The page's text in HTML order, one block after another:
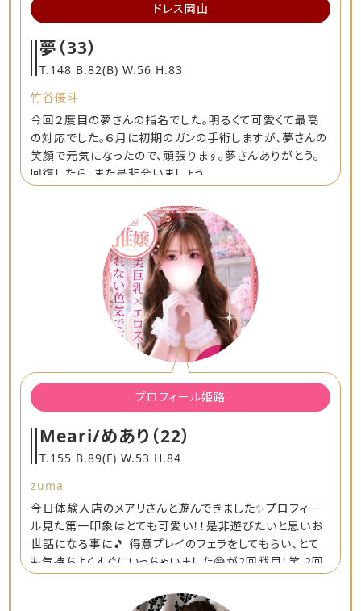
ドレス岡山
夢 （33）
T.148 B.82(B) W.56 H.83
竹谷優斗
今回２度目の夢さんの指名でした。明るくて可愛くて最高
の対応でした。６月に初期のガンの手術しますが、夢さんの
笑顔で元気になったので、頑張ります。夢さんありがとう。
回復したら、また是非会いましょう
プロフィール姫路
Meari/めあり （22）
T.155 B.89(F) W.53 H.84
zuma
今日体験入店のメアリさんと遊んできました✨プロフィー
ル見た第一印象はとても可愛い！！是非遊びたいと思いお
世話になる事に🎵 得意プレイのフェラをしてもらい、とて
も気持ちよくすぐにいっちゃいました😅が2回戦目！笑 2回
目も気持ちよくいけました😁 またお世話になりたいと思い
ました🎵 ありがとうございました😁